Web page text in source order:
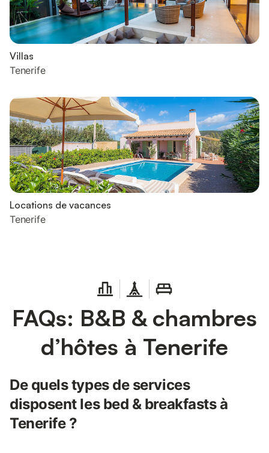
Villas
Tenerife
Locations de vacances
Tenerife
FAQs: B&B & chambres
d’hôtes à Tenerife
De quels types de services
disposent les bed & breakfasts à
Tenerife ?